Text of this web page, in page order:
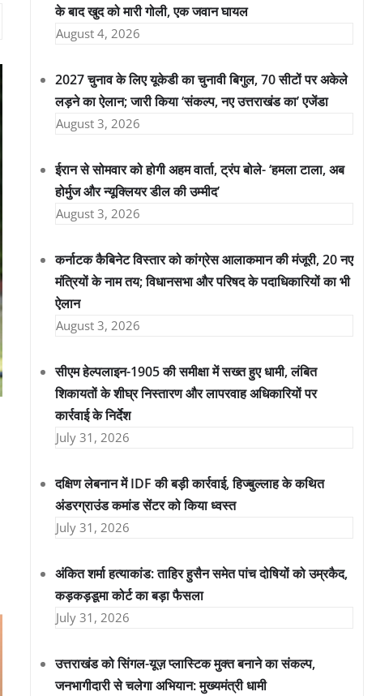
के बाद खुद को मारी गोली, एक जवान घायल
August 4, 2026
2027 चुनाव के लिए यूकेडी का चुनावी बिगुल, 70 सीटों पर अकेले
लड़ने का ऐलान; जारी किया ‘संकल्प, नए उत्तराखंड का’ एजेंडा
August 3, 2026
ईरान से सोमवार को होगी अहम वार्ता, ट्रंप बोले- ‘हमला टाला, अब
होर्मुज और न्यूक्लियर डील की उम्मीद’
August 3, 2026
कर्नाटक कैबिनेट विस्तार को कांग्रेस आलाकमान की मंजूरी, 20 नए
मंत्रियों के नाम तय; विधानसभा और परिषद के पदाधिकारियों का भी
ऐलान
August 3, 2026
सीएम हेल्पलाइन-1905 की समीक्षा में सख्त हुए धामी, लंबित
शिकायतों के शीघ्र निस्तारण और लापरवाह अधिकारियों पर
कार्रवाई के निर्देश
July 31, 2026
दक्षिण लेबनान में IDF की बड़ी कार्रवाई, हिज्बुल्लाह के कथित
अंडरग्राउंड कमांड सेंटर को किया ध्वस्त
July 31, 2026
अंकित शर्मा हत्याकांड: ताहिर हुसैन समेत पांच दोषियों को उम्रकैद,
कड़कड़डूमा कोर्ट का बड़ा फैसला
July 31, 2026
उत्तराखंड को सिंगल-यूज़ प्लास्टिक मुक्त बनाने का संकल्प,
जनभागीदारी से चलेगा अभियान: मुख्यमंत्री धामी